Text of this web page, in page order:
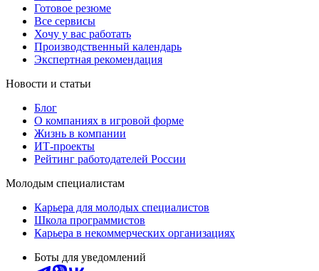
Готовое резюме
Все сервисы
Хочу у вас работать
Производственный календарь
Экспертная рекомендация
Новости и статьи
Блог
О компаниях в игровой форме
Жизнь в компании
ИТ-проекты
Рейтинг работодателей России
Молодым специалистам
Карьера для молодых специалистов
Школа программистов
Карьера в некоммерческих организациях
Боты для уведомлений